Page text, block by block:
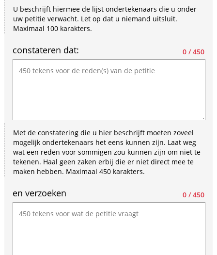
U beschrijft hiermee de lijst ondertekenaars die u onder
uw petitie verwacht. Let op dat u niemand uitsluit.
Maximaal 100 karakters.
constateren dat: 0 / 450
Met de constatering die u hier beschrijft moeten zoveel
mogelijk ondertekenaars het eens kunnen zijn. Laat weg
wat een reden voor sommigen zou kunnen zijn om niet te
tekenen. Haal geen zaken erbij die er niet direct mee te
maken hebben. Maximaal 450 karakters.
en verzoeken 0 / 450